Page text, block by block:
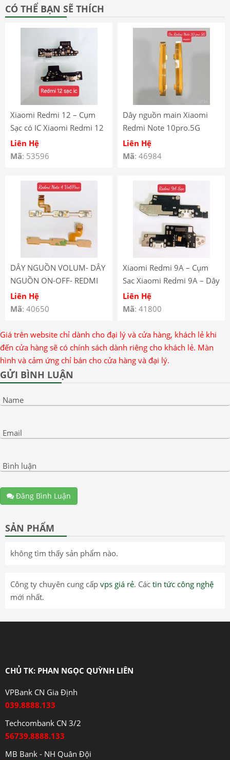
CÓ THỂ BẠN SẼ THÍCH
Xiaomi Redmi 12 – Cụm
Sạc có IC Xiaomi Redmi 12
– Dây Nguồn Sạc Xiaomi
Redmi 12 có IC – Xiaomi
Connector Flex IC
Liên Hệ
Mã: 53596
Dây nguồn main Xiaomi
Redmi Note 10pro.5G
Liên Hệ
Mã: 46984
DÂY NGUỒN VOLUM- DÂY
NGUỒN ON-OFF- REDMI
NOTE 4
Liên Hệ
Mã: 40650
Xiaomi Redmi 9A – Cụm
Sac Xiaomi Redmi 9A – Dây
Nguồn Sạc Xiaomi Redmi
9A – Redmi 9A Charge
Liên Hệ
Mã: 41800
Giá trên website chỉ dành cho đại lý và cửa hàng, khách lẻ khi
đến cửa hàng sẽ có chính sách dành riêng cho khách lẻ. Màn
hình và cảm ứng chỉ bán cho cửa hàng và đại lý.
GỬI BÌNH LUẬN
Name
Email
Bình luận
Đăng Bình Luận
SẢN PHẨM
không tìm thấy sản phẩm nào.
Công ty chuyên cung cấp vps giá rẻ. Các tin tức công nghệ
mới nhất.
CHỦ TK: PHAN NGỌC QUỲNH LIÊN
VPBank CN Gia Định
039.8888.133
Techcombank CN 3/2
56739.8888.133
MB Bank - NH Quân Đội